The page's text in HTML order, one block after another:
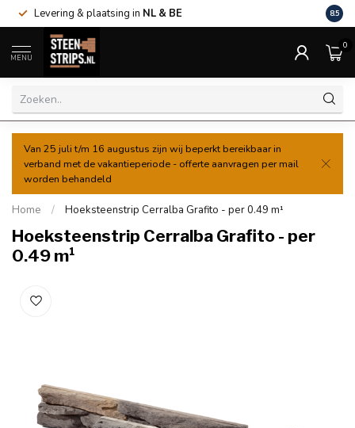
Levering & plaatsing in NL & BE Al
8.5
MENU
0
Van 25 juli t/m 16 augustus zijn wij beperkt bereikbaar in
verband met de vakantieperiode - offerte aanvragen per mail
worden behandeld
Home / Hoeksteenstrip Cerralba Grafito - per 0.49 m¹
Hoeksteenstrip Cerralba Grafito - per
0.49 m¹